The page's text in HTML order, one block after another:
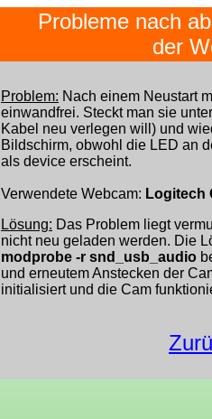
Probleme nach
der
Problem: Nach einem Neustart
einwandfrei. Steckt man sie
Kabel neu verlegen will) und
Bildschirm, obwohl die LED an
als device erscheint.
Verwendete Webcam: Logitech
Lösung: Das Problem liegt
nicht neu geladen werden. Die
modprobe -r snd_usb_audio
und erneutem Anstecken der
initialisiert und die Cam